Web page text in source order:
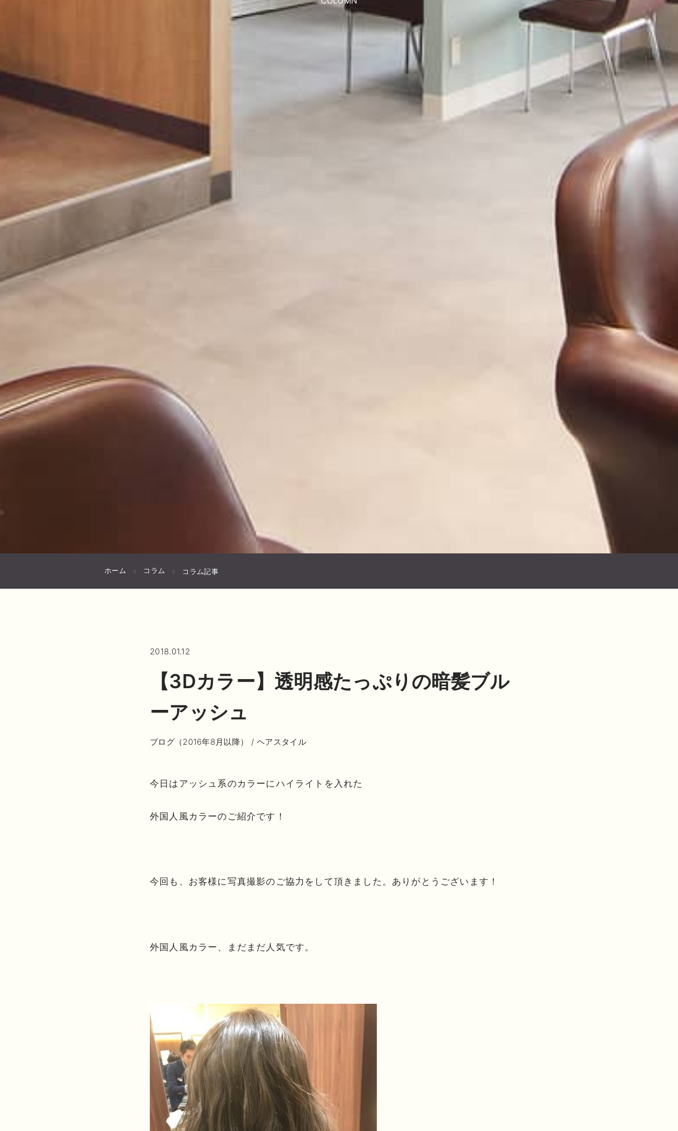
ホーム コラム コラム記事
2018.01.12
【3Dカラー】透明感たっぷりの暗髪ブル
ーアッシュ
ブログ（2016年8月以降） /ヘアスタイル
今日はアッシュ系のカラーにハイライトを入れた
外国人風カラーのご紹介です！
今回も、お客様に写真撮影のご協力をして頂きました。ありがとうございます！
外国人風カラー、まだまだ人気です。